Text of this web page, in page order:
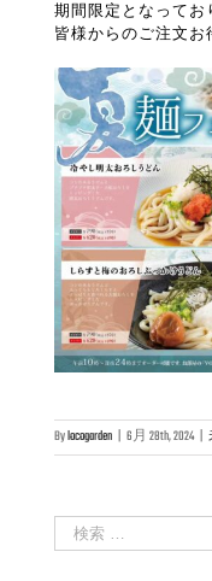
期間限定となってお
皆様からのご注文お
Bylocogarden | 6月 28th, 2024 |
索